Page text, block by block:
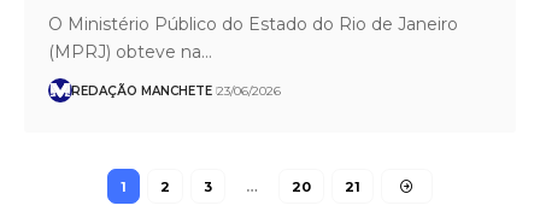
O Ministério Público do Estado do Rio de Janeiro
(MPRJ) obteve na…
REDAÇÃO MANCHETE 23/06/2026
1 2 3 … 20 21